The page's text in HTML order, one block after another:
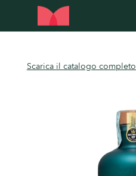
Scarica il catalogo completo